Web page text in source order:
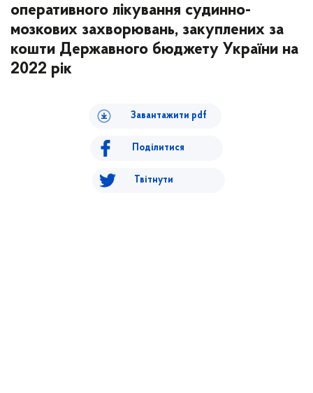
оперативного лікування судинно-
мозкових захворювань, закуплених за
кошти Державного бюджету України на
2022 рік
Завантажити pdf
Поділитися
Твітнути